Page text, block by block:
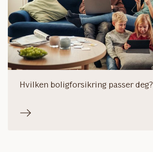
Hvilken boligforsikring passer deg?